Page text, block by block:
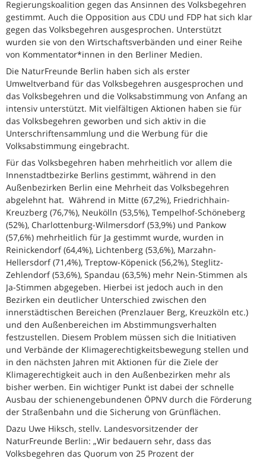
Regierungskoalition gegen das Ansinnen des Volksbegehren
gestimmt. Auch die Opposition aus CDU und FDP hat sich klar
gegen das Volksbegehren ausgesprochen. Unterstützt
wurden sie von den Wirtschaftsverbänden und einer Reihe
von Kommentator*innen in den Berliner Medien.
Die NaturFreunde Berlin haben sich als erster
Umweltverband für das Volksbegehren ausgesprochen und
das Volksbegehren und die Volksabstimmung von Anfang an
intensiv unterstützt. Mit vielfältigen Aktionen haben sie für
das Volksbegehren geworben und sich aktiv in die
Unterschriftensammlung und die Werbung für die
Volksabstimmung eingebracht.
Für das Volksbegehren haben mehrheitlich vor allem die
Innenstadtbezirke Berlins gestimmt, während in den
Außenbezirken Berlin eine Mehrheit das Volksbegehren
abgelehnt hat. Während in Mitte (67,2%), Friedrichhain-
Kreuzberg (76,7%), Neukölln (53,5%), Tempelhof-Schöneberg
(52%), Charlottenburg-Wilmersdorf (53,9%) und Pankow
(57,6%) mehrheitlich für Ja gestimmt wurde, wurden in
Reinickendorf (64,4%), Lichtenberg (53,6%), Marzahn-
Hellersdorf (71,4%), Treptow-Köpenick (56,2%), Steglitz-
Zehlendorf (53,6%), Spandau (63,5%) mehr Nein-Stimmen als
Ja-Stimmen abgegeben. Hierbei ist jedoch auch in den
Bezirken ein deutlicher Unterschied zwischen den
innerstädtischen Bereichen (Prenzlauer Berg, Kreuzköln etc.)
und den Außenbereichen im Abstimmungsverhalten
festzustellen. Diesem Problem müssen sich die Initiativen
und Verbände der Klimagerechtigkeitsbewegung stellen und
in den nächsten Jahren mit Aktionen für die Ziele der
Klimagerechtigkeit auch in den Außenbezirken mehr als
bisher werben. Ein wichtiger Punkt ist dabei der schnelle
Ausbau der schienengebundenen ÖPNV durch die Förderung
der Straßenbahn und die Sicherung von Grünflächen.
Dazu Uwe Hiksch, stellv. Landesvorsitzender der
NaturFreunde Berlin: „Wir bedauern sehr, dass das
Volksbegehren das Quorum von 25 Prozent der